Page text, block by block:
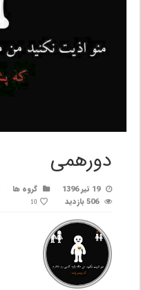
دورهمی
19 تیر 1396 گروه ها
506 بازدید
10